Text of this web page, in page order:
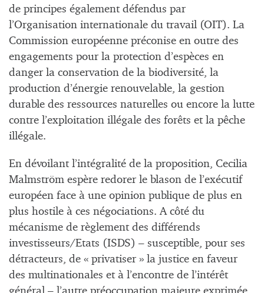
de principes également défendus par
l’Organisation internationale du travail (OIT). La
Commission européenne préconise en outre des
engagements pour la protection d’espèces en
danger la conservation de la biodiversité, la
production d’énergie renouvelable, la gestion
durable des ressources naturelles ou encore la lutte
contre l’exploitation illégale des forêts et la pêche
illégale.
En dévoilant l’intégralité de la proposition, Cecilia
Malmström espère redorer le blason de l’exécutif
européen face à une opinion publique de plus en
plus hostile à ces négociations. A côté du
mécanisme de règlement des différends
investisseurs/Etats (ISDS) – susceptible, pour ses
détracteurs, de « privatiser » la justice en faveur
des multinationales et à l’encontre de l’intérêt
général – l’autre préoccupation majeure exprimée